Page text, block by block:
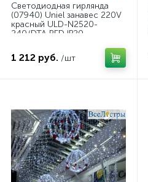
Светодиодная гирлянда
(07940) Uniel занавес 220V
красный ULD-N2520-
240/DTA RED IP20
1 212 руб. /шт